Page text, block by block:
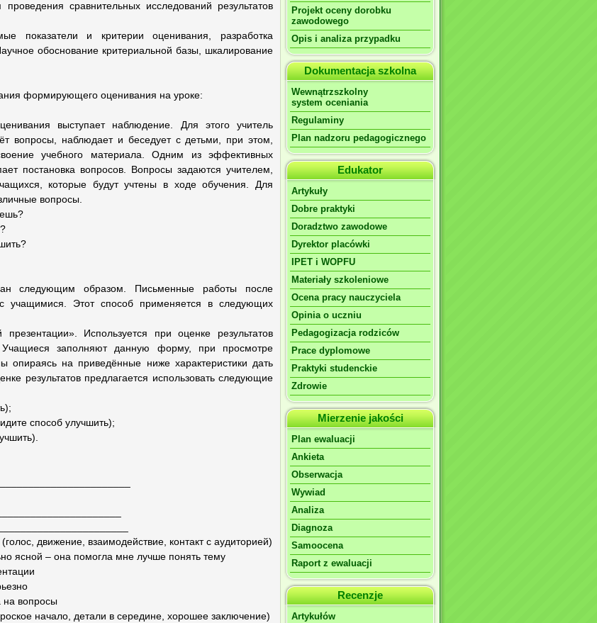
сравнительных исследований результатов
показатели и критерии оценивания, разработка
обоснование критериальной базы, шкалирование
формирующего оценивания на уроке:
выступает наблюдение. Для этого учитель
вопросы, наблюдает и беседует с детьми, при этом,
учебного материала. Одним из эффективных
постановка вопросов. Вопросы задаются учителем,
которые будут учтены в ходе обучения. Для
вопросы.
следующим образом. Письменные работы после
учащимися. Этот способ применяется в следующих
Используется при оценке результатов
Учащиеся заполняют данную форму, при просмотре
опираясь на приведённые ниже характеристики дать
результатов предлагается использовать следующие
способ улучшить);
движение, взаимодействие, контакт с аудиторией)
ясной – она помогла мне лучше понять тему
на вопросы
начало, детали в середине, хорошее заключение)
Projekt oceny dorobku
zawodowego
Opis i analiza przypadku
Dokumentacja szkolna
Wewnątrzszkolny
system oceniania
Regulaminy
Plan nadzoru pedagogicznego
Edukator
Artykuły
Dobre praktyki
Doradztwo zawodowe
Dyrektor placówki
IPET i WOPFU
Materiały szkoleniowe
Ocena pracy nauczyciela
Opinia o uczniu
Pedagogizacja rodziców
Prace dyplomowe
Praktyki studenckie
Zdrowie
Mierzenie jakości
Plan ewaluacji
Ankieta
Obserwacja
Wywiad
Analiza
Diagnoza
Samoocena
Raport z ewaluacji
Recenzje
Artykułów